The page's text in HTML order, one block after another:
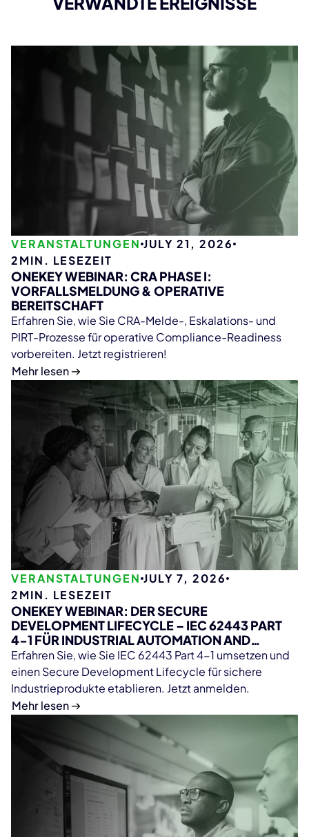
VERANSTALTUNGEN JULY 21, 2026
2MIN. LESEZEIT
ONEKEY WEBINAR: CRA PHASE I:
VORFALLSMELDUNG & OPERATIVE
BEREITSCHAFT
Erfahren Sie, wie Sie CRA-Melde-, Eskalations- und
PIRT-Prozesse für operative Compliance-Readiness
vorbereiten. Jetzt registrieren!
Mehr lesen
VERANSTALTUNGEN JULY 7, 2026
2MIN. LESEZEIT
ONEKEY WEBINAR: DER SECURE
DEVELOPMENT LIFECYCLE – IEC 62443 PART
4-1 FÜR INDUSTRIAL AUTOMATION AND
CONTROL SYSTEMS
Erfahren Sie, wie Sie IEC 62443 Part 4-1 umsetzen und
einen Secure Development Lifecycle für sichere
Industrieprodukte etablieren. Jetzt anmelden.
Mehr lesen